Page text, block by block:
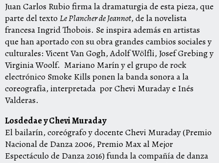
Juan Carlos Rubio firma la dramaturgia de esta pieza, que
parte del texto Le Plancher de Jeannot, de la novelista
francesa Ingrid Thobois. Se inspira además en artistas
que han aportado con su obra grandes cambios sociales y
culturales: Vicent Van Gogh, Adolf Wölfli, Josef Grebing y
Virginia Woolf. Mariano Marín y el grupo de rock
electrónico Smoke Kills ponen la banda sonora a la
coreografía, interpretada por Chevi Muraday e Inés
Valderas.
Losdedae y Chevi Muraday
El bailarín, coreógrafo y docente Chevi Muraday (Premio
Nacional de Danza 2006, Premio Max al Mejor
Espectáculo de Danza 2016) funda la compañía de danza